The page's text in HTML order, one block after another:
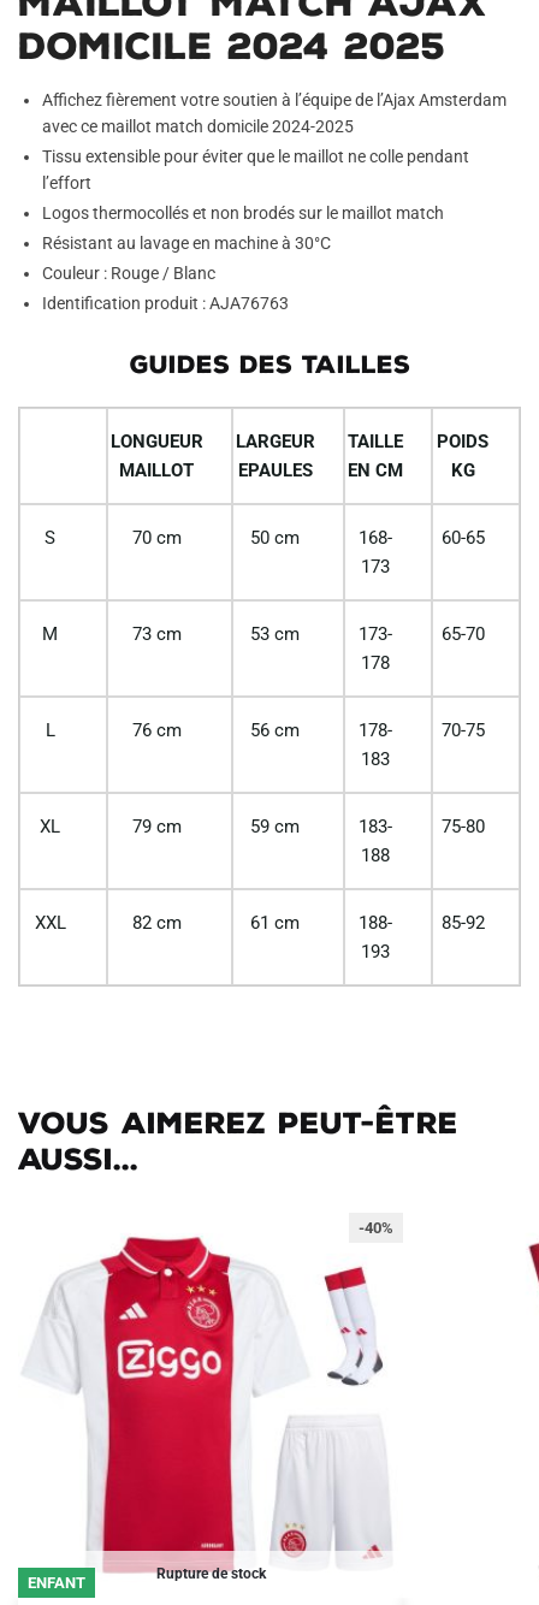
Domicile 2024 2025
Affichez fièrement votre soutien à l’équipe de l’Ajax Amsterdam
avec ce maillot match domicile 2024-2025
Tissu extensible pour éviter que le maillot ne colle pendant
l’effort
Logos thermocollés et non brodés sur le maillot match
Résistant au lavage en machine à 30°C
Couleur : Rouge / Blanc
Identification produit : AJA76763
GUIDES DES TAILLES
LONGUEUR
MAILLOT
LARGEUR
EPAULES
TAILLE
EN CM
POIDS
KG
S 70 cm 50 cm
168-
173
60-65
M 73 cm 53 cm
173-
178
65-70
L 76 cm 56 cm
178-
183
70-75
XL 79 cm 59 cm
183-
188
75-80
XXL 82 cm 61 cm
188-
193
85-92
Vous aimerez peut-être
aussi...
Rupture de stock
ENFANT
-40%